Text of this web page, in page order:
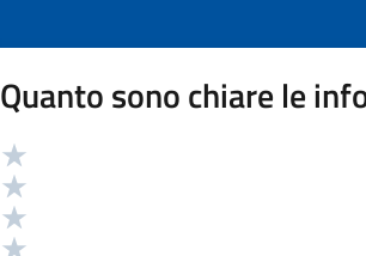
Quanto sono chiare le
Valutazione